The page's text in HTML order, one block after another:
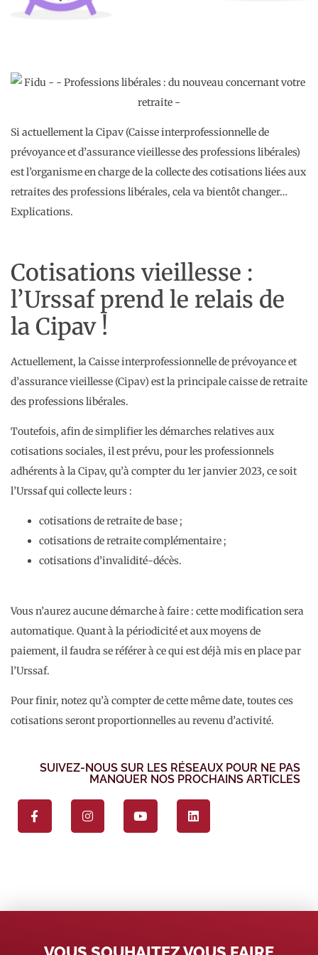
Si actuellement la Cipav (Caisse interprofessionnelle de
prévoyance et d’assurance vieillesse des professions libérales)
est l’organisme en charge de la collecte des cotisations liées aux
retraites des professions libérales, cela va bientôt changer…
Explications.
Cotisations vieillesse :
l’Urssaf prend le relais de
la Cipav !
Actuellement, la Caisse interprofessionnelle de prévoyance et
d’assurance vieillesse (Cipav) est la principale caisse de retraite
des professions libérales.
Toutefois, afin de simplifier les démarches relatives aux
cotisations sociales, il est prévu, pour les professionnels
adhérents à la Cipav, qu’à compter du 1er janvier 2023, ce soit
l’Urssaf qui collecte leurs :
cotisations de retraite de base ;
cotisations de retraite complémentaire ;
cotisations d’invalidité-décès.
Vous n’aurez aucune démarche à faire : cette modification sera
automatique. Quant à la périodicité et aux moyens de
paiement, il faudra se référer à ce qui est déjà mis en place par
l’Urssaf.
Pour finir, notez qu’à compter de cette même date, toutes ces
cotisations seront proportionnelles au revenu d’activité.
SUIVEZ-NOUS SUR LES RÉSEAUX POUR NE PAS
MANQUER NOS PROCHAINS ARTICLES